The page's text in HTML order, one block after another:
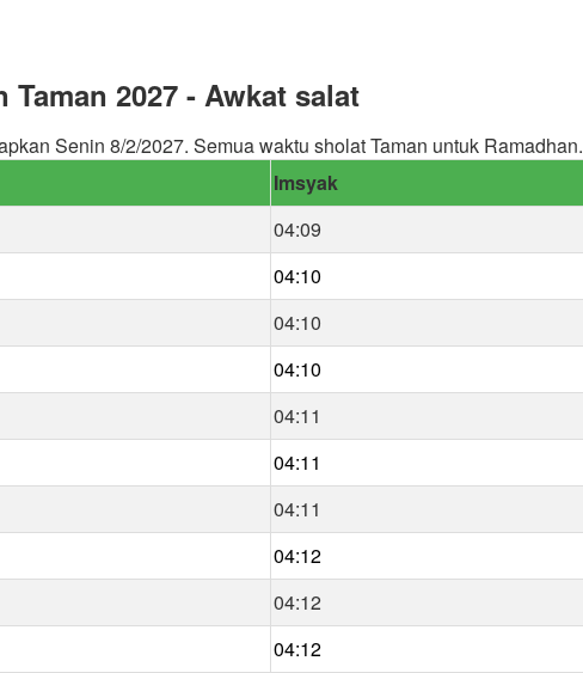
Taman 2027 - Awkat salat
Senin 8/2/2027. Semua waktu sholat Taman untuk Ramadhan.
Imsyak
04:09
04:10
04:10
04:10
04:11
04:11
04:11
04:12
04:12
04:12